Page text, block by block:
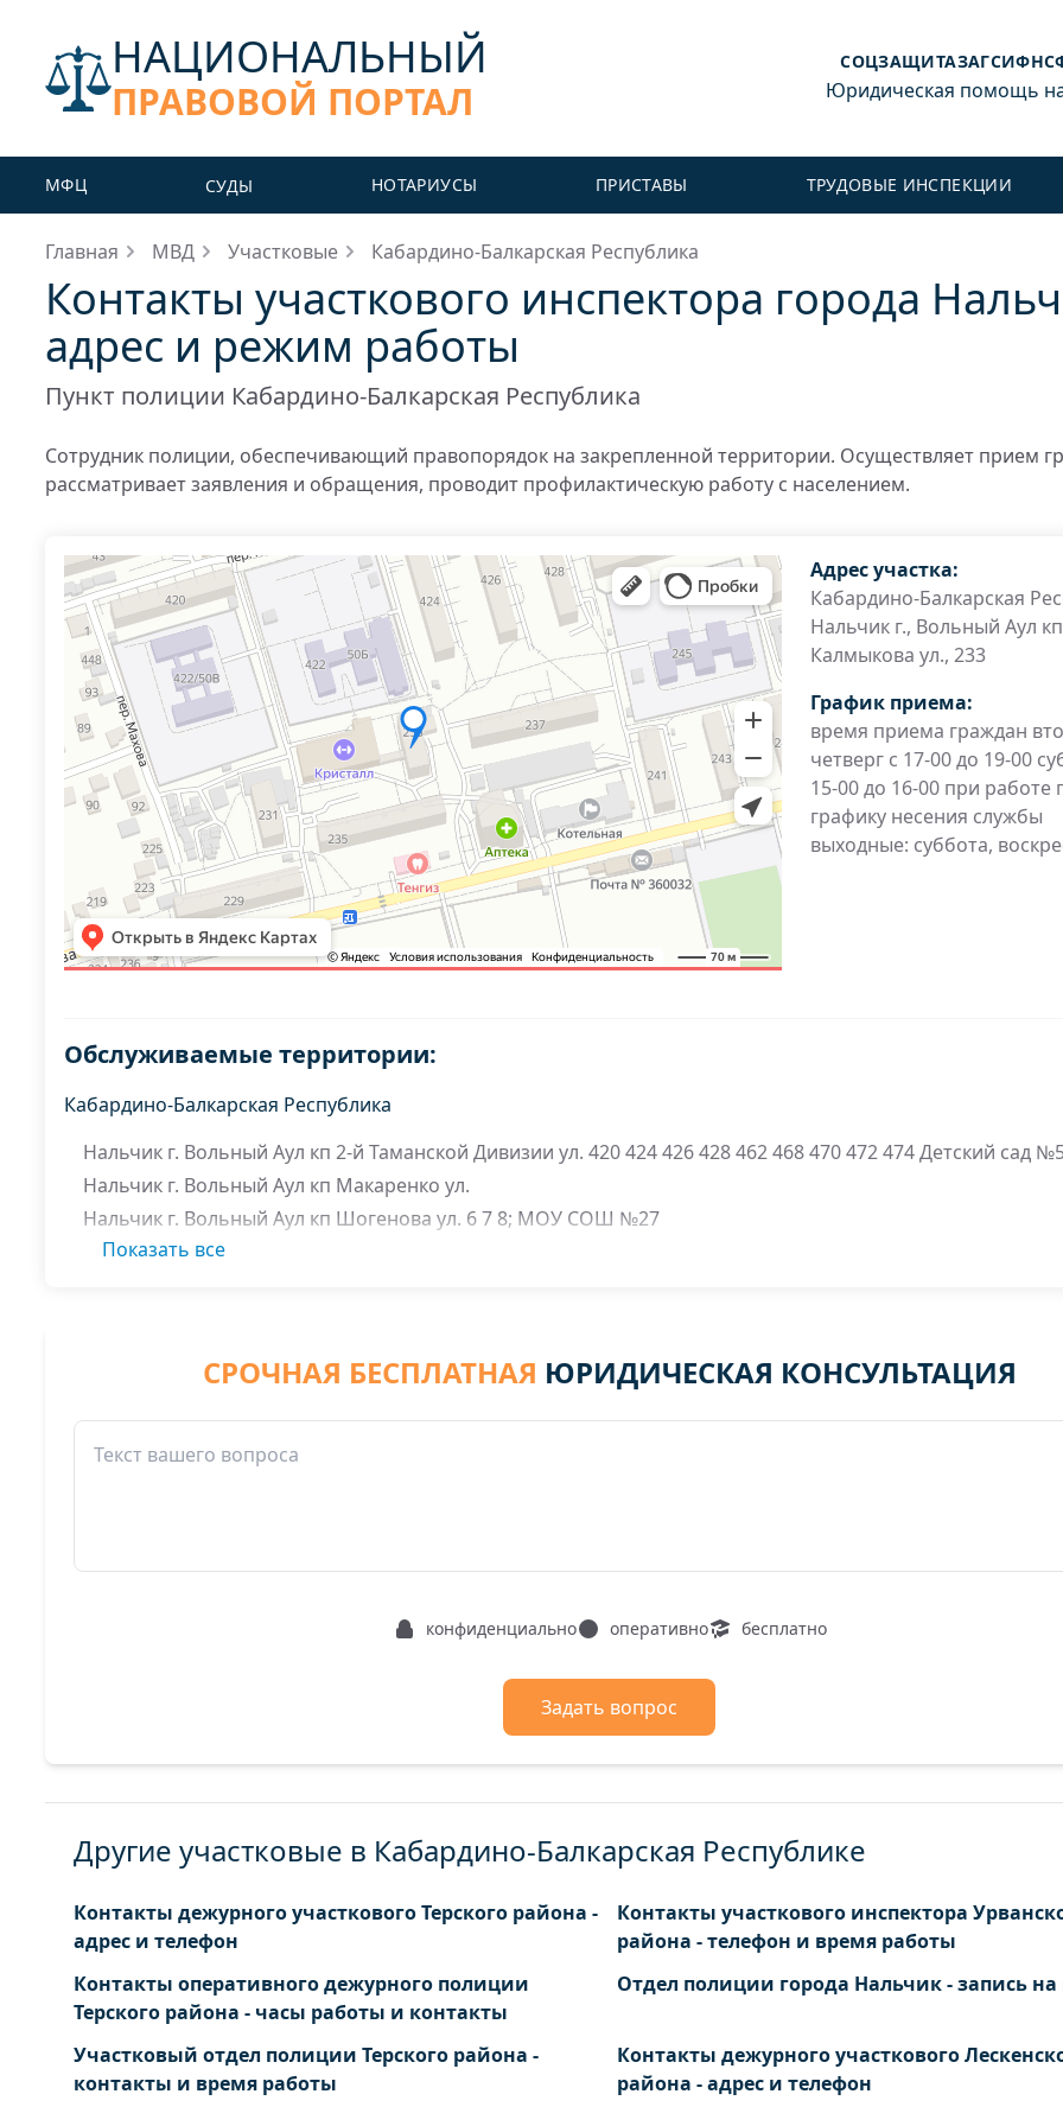
НАЦИОНАЛЬНЫЙ
ПРАВОВОЙ ПОРТАЛ
СОЦЗАЩИТАЗАГСИФНС
Юридическая помощь
МФЦ СУДЫ НОТАРИУСЫ ПРИСТАВЫ ТРУДОВЫЕ ИНСПЕКЦИИ
Главная МВД Участковые Кабардино-Балкарская Республика
Контакты участкового инспектора города
адрес и режим работы
Пункт полиции Кабардино-Балкарская Республика
Сотрудник полиции, обеспечивающий правопорядок на закрепленной территории. Осуществляет прием
рассматривает заявления и обращения, проводит профилактическую работу с населением.
Адрес участка:
Кабардино-Балкарская
Нальчик г., Вольный Аул кп
Калмыкова ул., 233
График приема:
время приема граждан
четверг с 17-00 до 19-00
15-00 до 16-00 при работе
графику несения службы
выходные: суббота,
Обслуживаемые территории:
Кабардино-Балкарская Республика
Нальчик г. Вольный Аул кп 2-й Таманской Дивизии ул. 420 424 426 428 462 468 470 472 474 Детский сад
Нальчик г. Вольный Аул кп Макаренко ул.
Нальчик г. Вольный Аул кп Шогенова ул. 6 7 8; МОУ СОШ №27
Показать все
СРОЧНАЯ БЕСПЛАТНАЯ ЮРИДИЧЕСКАЯ КОНСУЛЬТАЦИЯ
конфиденциально оперативно бесплатно
Задать вопрос
Другие участковые в Кабардино-Балкарская Республике
Контакты дежурного участкового Терского района -
адрес и телефон
Контакты участкового инспектора
района - телефон и время работы
Контакты оперативного дежурного полиции
Терского района - часы работы и контакты
Отдел полиции города Нальчик - запись
Участковый отдел полиции Терского района -
контакты и время работы
Контакты дежурного участкового
района - адрес и телефон